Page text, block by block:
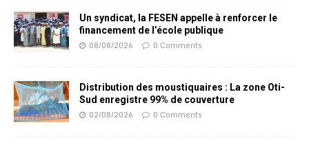
Un syndicat, la FESEN appelle à renforcer le
financement de l’école publique
08/08/2026 0 Comments
Distribution des moustiquaires : La zone Oti-
Sud enregistre 99% de couverture
02/08/2026 0 Comments